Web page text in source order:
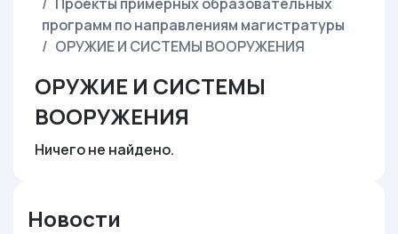
программ по направлениям магистратуры
ОРУЖИЕ И СИСТЕМЫ ВООРУЖЕНИЯ
ОРУЖИЕ И СИСТЕМЫ
ВООРУЖЕНИЯ
Ничего не найдено.
Новости